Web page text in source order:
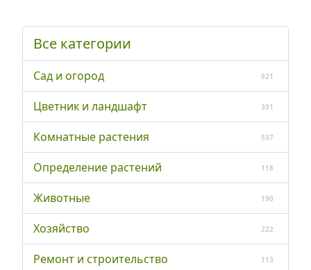
Все категории
Сад и огород 921
Цветник и ландшафт 391
Комнатные растения 537
Определение растений 118
Животные 190
Хозяйство 222
Ремонт и строительство 113